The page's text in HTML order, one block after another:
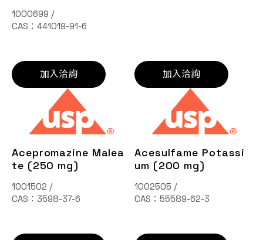
1000699 /
CAS：441019-91-6
加入洽詢 加入洽詢
Acepromazine Malea
te (250 mg)
1001502 /
CAS：3598-37-6
Acesulfame Potassi
um (200 mg)
1002505 /
CAS：55589-62-3